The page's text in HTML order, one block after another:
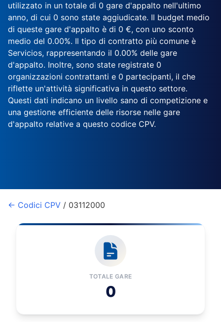
utilizzato in un totale di 0 gare d'appalto nell'ultimo
anno, di cui 0 sono state aggiudicate. Il budget medio
di queste gare d'appalto è di 0 €, con uno sconto
medio del 0.00%. Il tipo di contratto più comune è
Servicios, rappresentando il 0.00% delle gare
d'appalto. Inoltre, sono state registrate 0
organizzazioni contrattanti e 0 partecipanti, il che
riflette un'attività significativa in questo settore.
Questi dati indicano un livello sano di competizione e
una gestione efficiente delle risorse nelle gare
d'appalto relative a questo codice CPV.
← Codici CPV / 03112000
TOTALE GARE
0